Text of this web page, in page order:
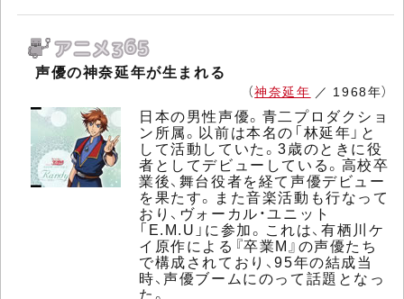
声優の神奈延年が生まれる
（神奈延年 ／ 1968年）
日本の男性声優。青二プロダクショ
ン所属。以前は本名の「林延年」と
して活動していた。3歳のときに役
者としてデビューしている。高校卒
業後、舞台役者を経て声優デビュー
を果たす。また音楽活動も行なって
おり、ヴォーカル・ユニット
「E.M.U」に参加。これは、有栖川ケ
イ原作による『卒業M』の声優たち
で構成されており、95年の結成当
時、声優ブームにのって話題となっ
た。